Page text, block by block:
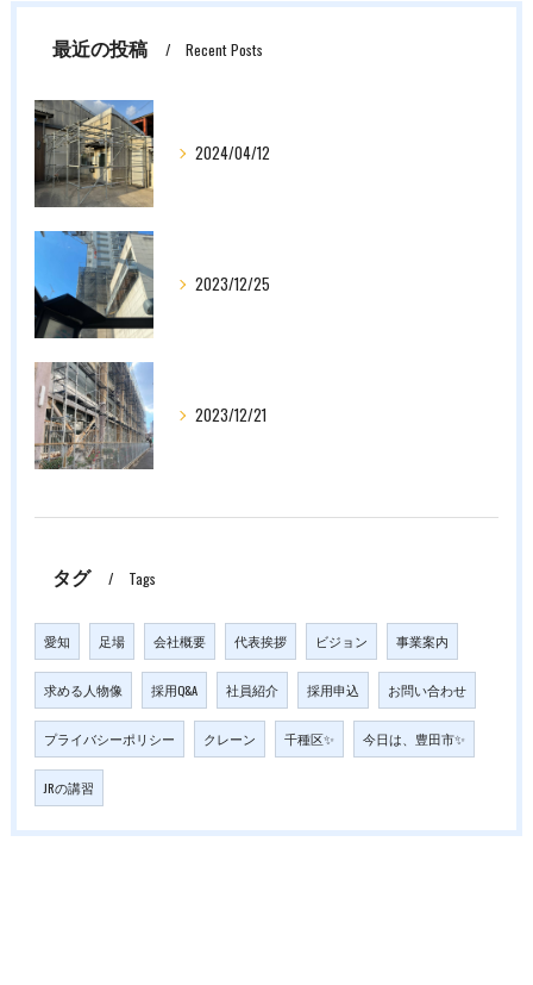
最近の投稿 Recent Posts
2024/04/12
2023/12/25
2023/12/21
タグ Tags
愛知 足場 会社概要 代表挨拶 ビジョン 事業案内
求める人物像 採用Q&A 社員紹介 採用申込 お問い合わせ
プライバシーポリシー クレーン 千種区✨ 今日は、豊田市✨
JRの講習